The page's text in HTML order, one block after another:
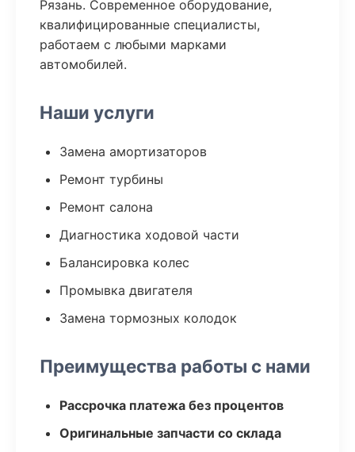
Рязань. Современное оборудование,
квалифицированные специалисты,
работаем с любыми марками
автомобилей.
Наши услуги
Замена амортизаторов
Ремонт турбины
Ремонт салона
Диагностика ходовой части
Балансировка колес
Промывка двигателя
Замена тормозных колодок
Преимущества работы с нами
Рассрочка платежа без процентов
Оригинальные запчасти со склада